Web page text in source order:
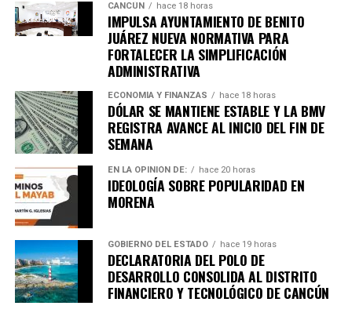
CANCÚN hace 18 horas
IMPULSA AYUNTAMIENTO DE BENITO
JUÁREZ NUEVA NORMATIVA PARA
FORTALECER LA SIMPLIFICACIÓN
ADMINISTRATIVA
ECONOMÍA Y FINANZAS hace 18 horas
DÓLAR SE MANTIENE ESTABLE Y LA BMV
REGISTRA AVANCE AL INICIO DEL FIN DE
SEMANA
EN LA OPINIÓN DE: hace 20 horas
IDEOLOGÍA SOBRE POPULARIDAD EN
MORENA
GOBIERNO DEL ESTADO hace 19 horas
DECLARATORIA DEL POLO DE
DESARROLLO CONSOLIDA AL DISTRITO
FINANCIERO Y TECNOLÓGICO DE CANCÚN